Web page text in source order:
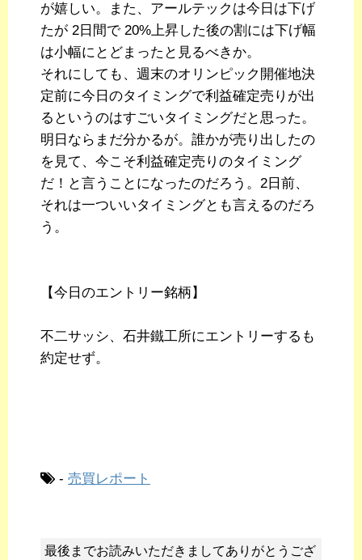
が嬉しい。また、アールテックは今日は下げ
たが 2日間で 20%上昇した後の割には下げ幅
は小幅にとどまったと見るべきか。
それにしても、週末のオリンピック開催地決
定前に今日のタイミングで利益確定売りが出
るというのはすごいタイミングだと思った。
明日ならまだ分かるが。誰かが売り出したの
を見て、今こそ利益確定売りのタイミング
だ！と言うことになったのだろう。2日前、
それは一ついいタイミングとも言えるのだろ
う。
【今日のエントリー銘柄】
不二サッシ、石井鐵工所にエントリーするも
約定せず。
- 売買レポート
最後までお読みいただきましてありがとうござ